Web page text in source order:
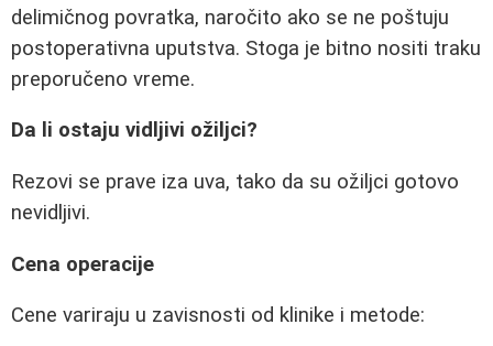
delimičnog povratka, naročito ako se ne poštuju
postoperativna uputstva. Stoga je bitno nositi traku
preporučeno vreme.
Da li ostaju vidljivi ožiljci?
Rezovi se prave iza uva, tako da su ožiljci gotovo
nevidljivi.
Cena operacije
Cene variraju u zavisnosti od klinike i metode: